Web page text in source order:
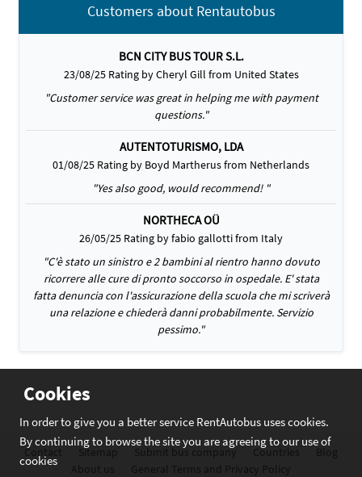
Cookies
In order to give you a better service RentAutobus uses cookies.
By continuing to browse the site you are agreeing to our use of
cookies
Customers about Rentautobus
BCN CITY BUS TOUR S.L.
23/08/25 Rating by Cheryl Gill from United States
"Customer service was great in helping me with payment
questions."
AUTENTOTURISMO, LDA
01/08/25 Rating by Boyd Martherus from Netherlands
"Yes also good, would recommend! "
NORTHECA OÜ
26/05/25 Rating by fabio gallotti from Italy
"C'è stato un sinistro e 2 bambini al rientro hanno dovuto
ricorrere alle cure di pronto soccorso in ospedale. E' stata
fatta denuncia con l'assicurazione della scuola che mi scriverà
una relazione e chiederà danni probabilmente. Servizio
pessimo."
Contact Sitemap Submit bus company Countries
Blog
About us
General Terms and Privacy Policy